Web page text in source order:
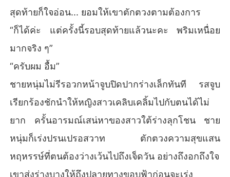
สุดท้ายก็ใจอ่อน... ยอมให้เขาตักตวงตามต้องการ
“ก็ได้ค่ะ แต่ครั้งนี้รอบสุดท้ายแล้วนะคะ พริมเหนื่อย
มากจริง ๆ”
“ครับผม อื้ม”
ชายหนุ่มไม่รีรอวกหน้าจูบปิดปากร่างเล็กทันที รสจูบ
เรียกร้องชักนำให้หญิงสาวเคลิบเคลิ้มไปกับตนได้ไม่
ยาก ครั้นอารมณ์เสน่หาของสาวใต้ร่างลุกโชน ชาย
หนุ่มก็เร่งปรนเปรอสวาท ตักตวงความสุขแสน
หฤหรรษ์ที่ตนต้องว่างเว้นไปถึงเจ็ดวัน อย่างถึงอกถึงใจ
เขาส่งร่างบางให้ถึงปลายทางขอบฟ้าก่อนจะเร่ง